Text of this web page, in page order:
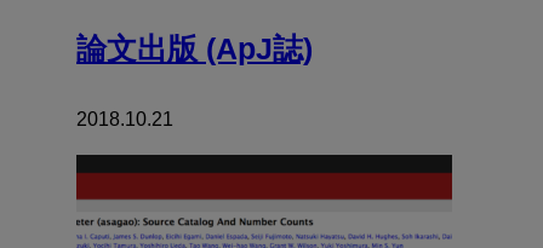
論文出版 (ApJ誌)
2018.10.21